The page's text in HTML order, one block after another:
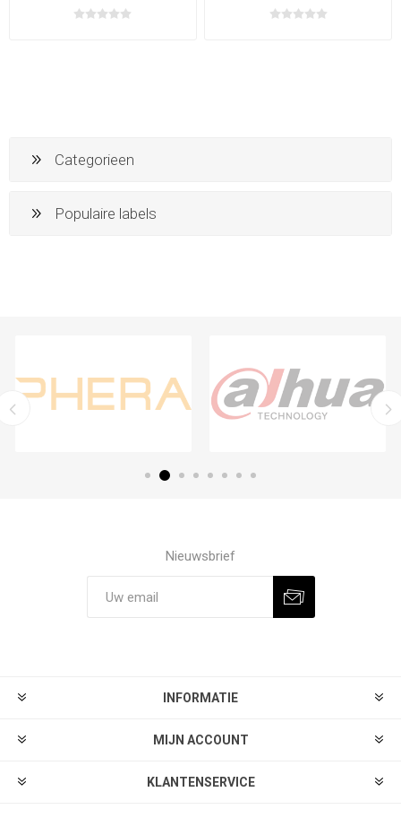
Categorieen
Populaire labels
Nieuwsbrief
INFORMATIE
MIJN ACCOUNT
KLANTENSERVICE